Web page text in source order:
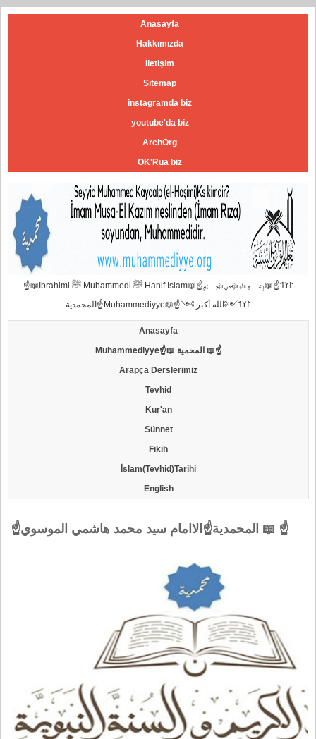
Anasayfa
Hakkımızda
İletişim
Sitemap
instagramda biz
youtube'da biz
ArchOrg
OK'Rua biz
☝📖İbrahimi ﷺ Muhammedi ﷺ Hanif İslam📖☝﷽𐰃𐰠𐰯☝📖
المحمدية☝Muhammediyye📖☝𐰃𐰠𐰯༺الله أكبر ༻
Anasayfa
Muhammediyye☝📖 المحمية 📖☝
Arapça Derslerimiz
Tevhid
Kur'an
Sünnet
Fıkıh
İslam(Tevhid)Tarihi
English
☝المحمدية☝الاامام سيد محمد هاشمي الموسوي 📖 ☝